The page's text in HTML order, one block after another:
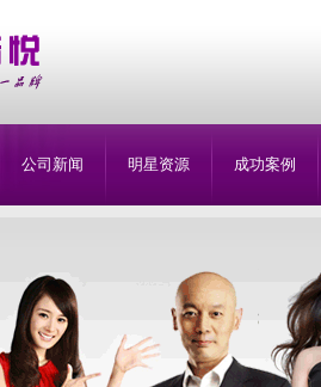
公司新闻 明星资源 成功案例